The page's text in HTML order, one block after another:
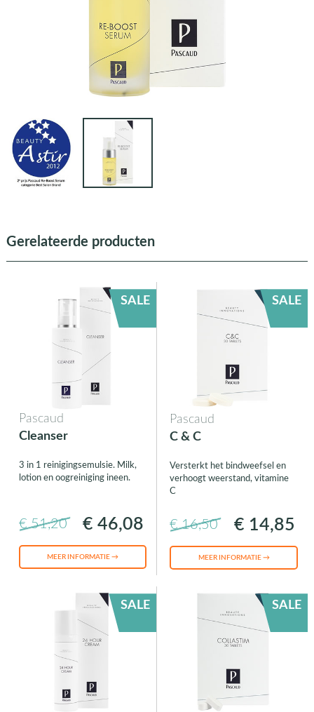
Gerelateerde producten
SALE
Pascaud
Cleanser
3 in 1 reinigingsemulsie. Milk,
lotion en oogreiniging ineen.
€ 51,20 € 46,08
MEER INFORMATIE →
SALE
Pascaud
C & C
Versterkt het bindweefsel en
verhoogt weerstand, vitamine
C
€ 16,50 € 14,85
MEER INFORMATIE →
SALE SALE